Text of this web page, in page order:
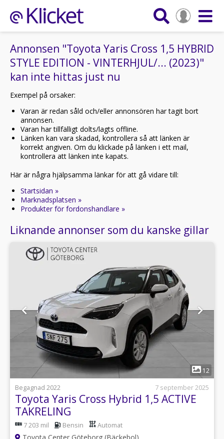
Annonsen "Toyota Yaris Cross 1,5 HYBRID
STYLE EDITION - VINTERHJUL/... (2023)"
kan inte hittas just nu
Exempel på orsaker:
Varan är redan såld och/eller annonsören har tagit bort
annonsen.
Varan har tillfälligt dolts/lagts offline.
Länken kan vara skadad, kontrollera så att länken är
korrekt angiven. Om du klickade på länken i ett mail,
kontrollera att länken inte kapats.
Här är några hjälpsamma länkar för att gå vidare till:
Startsidan »
Marknadsplatsen »
Produkter för fordonshandlare »
Liknande annonser som du kanske gillar
1
12
Begagnad 2022
7 september 2025
Toyota Yaris Cross Hybrid 1,5 ACTIVE
TAKRELING
7 203 mil Bensin Automat
Toyota Center Göteborg (Bäckebol)